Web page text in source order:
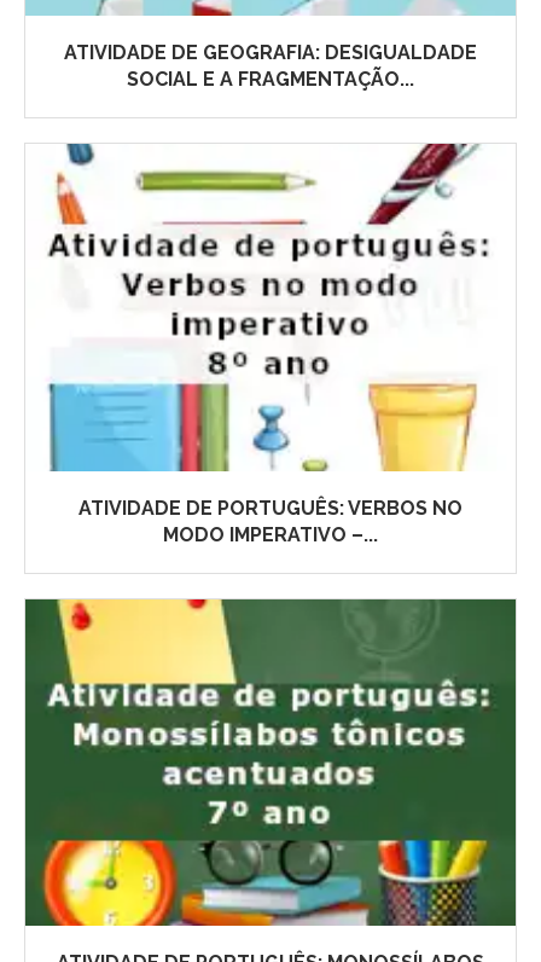
ATIVIDADE DE GEOGRAFIA: DESIGUALDADE
SOCIAL E A FRAGMENTAÇÃO...
ATIVIDADE DE PORTUGUÊS: VERBOS NO
MODO IMPERATIVO –...